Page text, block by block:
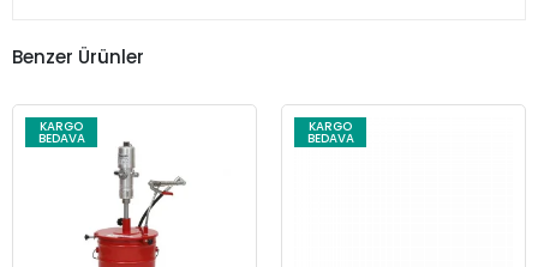
Benzer Ürünler
KARGO
BEDAVA
KARGO
BEDAVA